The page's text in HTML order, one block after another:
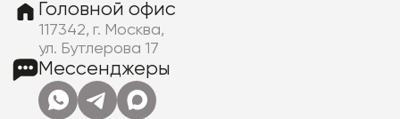
Головной офис
117342, г. Москва,
ул. Бутлерова 17
Мессенджеры